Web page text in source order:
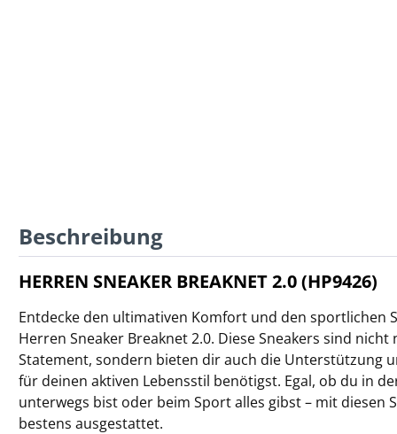
Beschreibung
HERREN SNEAKER BREAKNET 2.0 (HP9426)
Entdecke den ultimativen Komfort und den sportlichen
Herren Sneaker Breaknet 2.0. Diese Sneakers sind
Statement, sondern bieten dir auch die Unterstützung
für deinen aktiven Lebensstil benötigst. Egal, ob du in
unterwegs bist oder beim Sport alles gibst – mit diesen
bestens ausgestattet.